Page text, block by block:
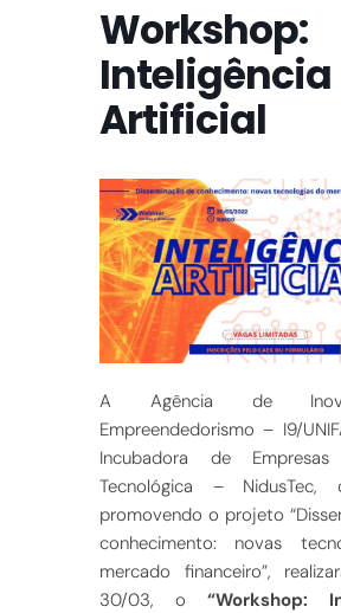
Workshop:
Inteligência
Artificial
A Agência de
Empreendedorismo – I9/
Incubadora de
Tecnológica – NidusTec,
promovendo o projeto
conhecimento: novas
mercado financeiro”,
30/03, o “Workshop: